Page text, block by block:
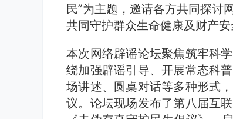
民”为主题，邀请各方共同探讨
共同守护群众生命健康及财产安
本次网络辟谣论坛聚焦筑牢科
绕加强辟谣引导、开展常态科
场讲述、圆桌对话等多种形式
议。论坛现场发布了第八届互